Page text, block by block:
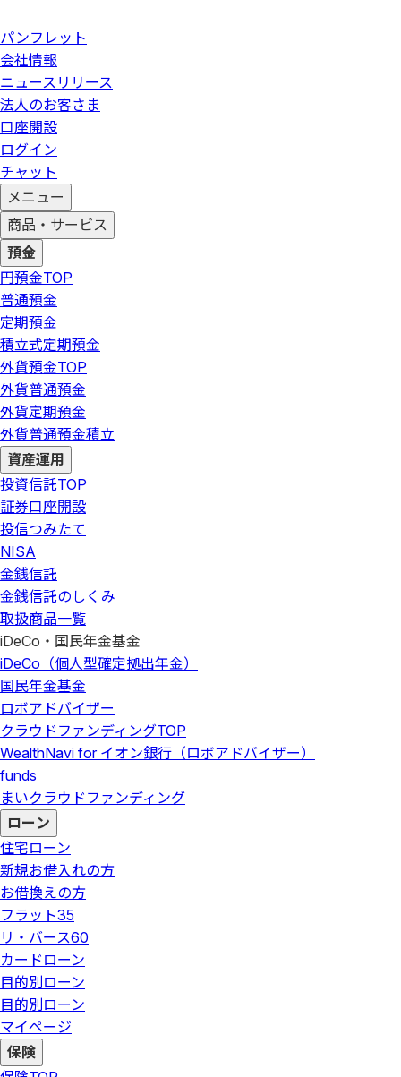
パンフレット
会社情報
ニュースリリース
法人のお客さま
口座開設
ログイン
チャット
メニュー
商品・サービス
預金
円預金TOP
普通預金
定期預金
積立式定期預金
外貨預金TOP
外貨普通預金
外貨定期預金
外貨普通預金積立
資産運用
投資信託TOP
証券口座開設
投信つみたて
NISA
金銭信託
金銭信託のしくみ
取扱商品一覧
iDeCo・国民年金基金
iDeCo（個人型確定拠出年金）
国民年金基金
ロボアドバイザー
クラウドファンディングTOP
WealthNavi for イオン銀行（ロボアドバイザー）
funds
まいクラウドファンディング
ローン
住宅ローン
新規お借入れの方
お借換えの方
フラット35
リ・バース60
カードローン
目的別ローン
目的別ローン
マイページ
保険